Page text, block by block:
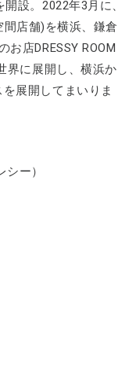
設。2022年3月に、
間店舗)を横浜、鎌倉
店DRESSY ROOM
界に展開し、横浜か
展開してまいりま
ー）